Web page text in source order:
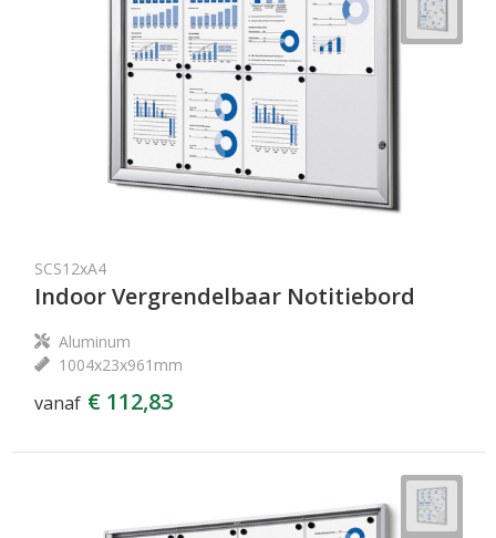
SCS12xA4
Indoor Vergrendelbaar Notitiebord
Aluminum
1004x23x961mm
vanaf € 112,83